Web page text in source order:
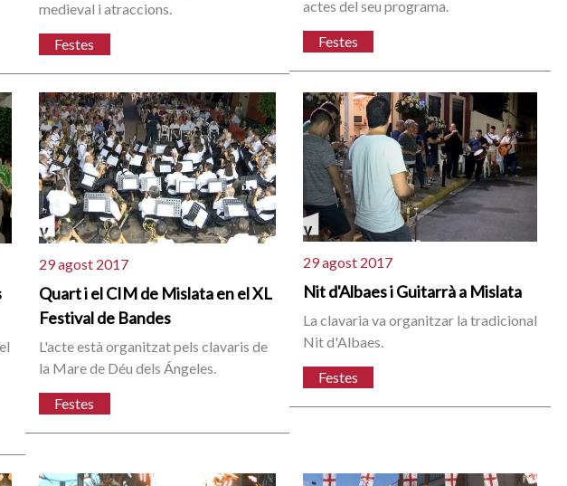
medieval i atraccions.
Festes
actes del seu programa.
Festes
29 agost 2017
Quart i el CIM de Mislata en el XL
Festival de Bandes
L'acte està organitzat pels clavaris de
la Mare de Déu dels Ángeles.
Festes
29 agost 2017
Nit d'Albaes i Guitarrà a Mislata
La clavaria va organitzar la tradicional
Nit d'Albaes.
Festes